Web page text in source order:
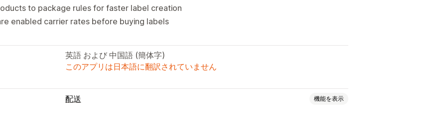
to package rules for faster label creation
enabled carrier rates before buying labels
英語 および 中国語 (簡体字)
このアプリは日本語に翻訳されていません
配送 機能を表示